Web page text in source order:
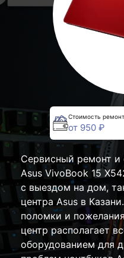
Стоимость
от 950 ₽
Сервисный ремонт и
Asus VivoBook 15
с выездом на дом,
центра Asus в
поломки и
центр располагает
оборудованием для